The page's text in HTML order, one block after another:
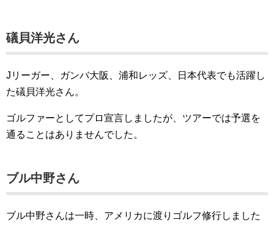
礒貝洋光さん
Jリーガー、ガンバ大阪、浦和レッズ、日本代表でも活躍し
た礒貝洋光さん。
ゴルファーとしてプロ宣言しましたが、ツアーでは予選を
通ることはありませんでした。
ブル中野さん
ブル中野さんは一時、アメリカに渡りゴルフ修行しました